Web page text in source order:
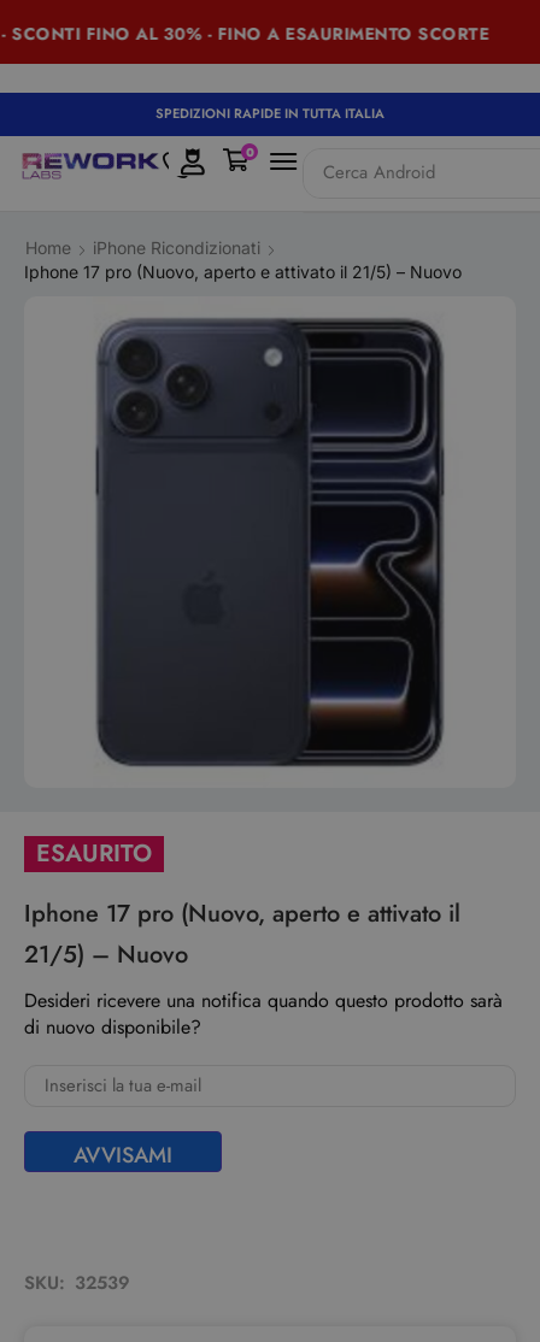
FINO AL 30% - FINO A ESAURIMENTO SCORTE
SPEDIZIONI RAPIDE IN TUTTA ITALIA
Cerca iPad
0
Home
iPhone Ricondizionati
Iphone 17 pro (Nuovo, aperto e attivato il 21/5) – Nuovo
ESAURITO
Iphone 17 pro (Nuovo, aperto e attivato il
21/5) – Nuovo
Desideri ricevere una notifica quando questo prodotto sarà
di nuovo disponibile?
AVVISAMI
SKU: 32539